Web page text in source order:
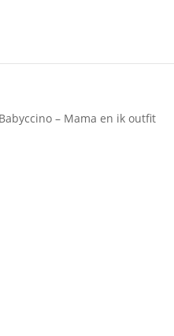
– Mama en ik outfit